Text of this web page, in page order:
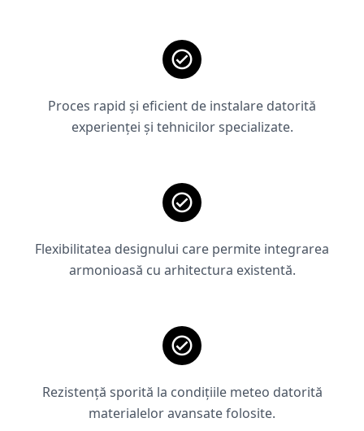
Proces rapid și eficient de instalare datorită
experienței și tehnicilor specializate.
Flexibilitatea designului care permite integrarea
armonioasă cu arhitectura existentă.
Rezistență sporită la condițiile meteo datorită
materialelor avansate folosite.